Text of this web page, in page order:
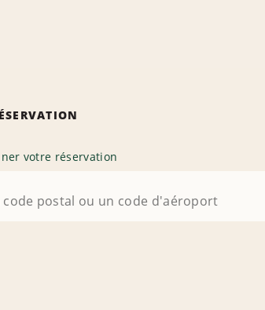
votre réservation